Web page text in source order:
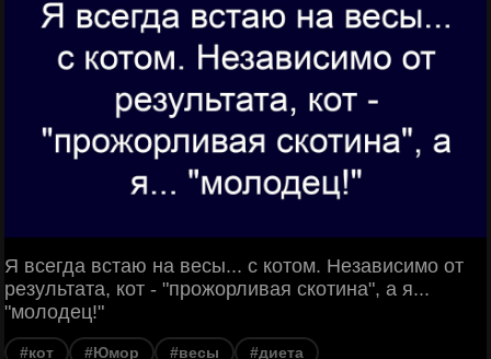
Я всегда встаю на весы... с котом. Независимо от
результата, кот - "прожорливая скотина", а я...
"молодец!"
#кот #Юмор #весы #диета